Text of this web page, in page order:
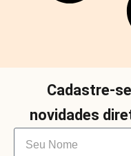
Cadastre-
novidades